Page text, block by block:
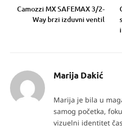
Camozzi MX SAFEMAX 3/2-
Way brzi izduvni ventil
Marija Dakić
Marija je bila u
samog početka,
vizuelni identitet